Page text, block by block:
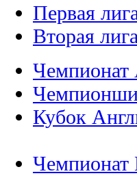
Первая
Вторая лига
Чемпионат
Кубок
Чемпионат